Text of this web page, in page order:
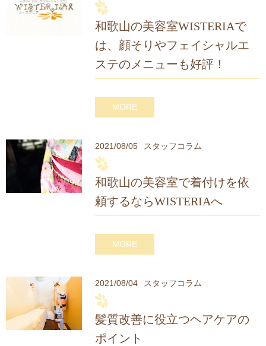
和歌山の美容室WISTERIAで
は、顔そりやフェイシャルエ
ステのメニューも好評！
MORE
2021/08/05 スタッフコラム
和歌山の美容室で着付けを依
頼するならWISTERIAへ
MORE
2021/08/04 スタッフコラム
髪質改善に役立つヘアケアの
ポイント